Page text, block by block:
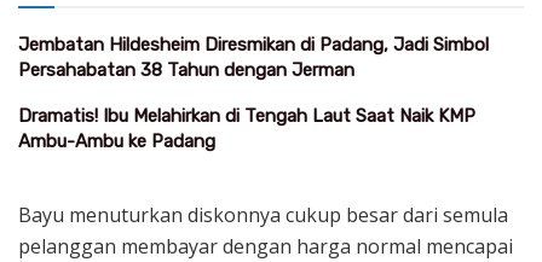
Jembatan Hildesheim Diresmikan di Padang, Jadi Simbol
Persahabatan 38 Tahun dengan Jerman
Dramatis! Ibu Melahirkan di Tengah Laut Saat Naik KMP
Ambu-Ambu ke Padang
Bayu menuturkan diskonnya cukup besar dari semula
pelanggan membayar dengan harga normal mencapai